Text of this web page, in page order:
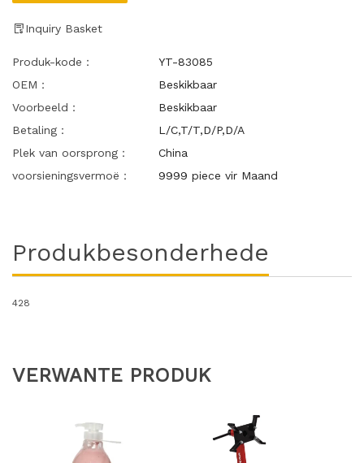
Inquiry Basket
Produk-kode：
YT-83085
OEM：
Beskikbaar
Voorbeeld：
Beskikbaar
Betaling：
L/C,T/T,D/P,D/A
Plek van oorsprong：
China
voorsieningsvermoë：
9999 piece vir Maand
Produkbesonderhede
428
VERWANTE PRODUK